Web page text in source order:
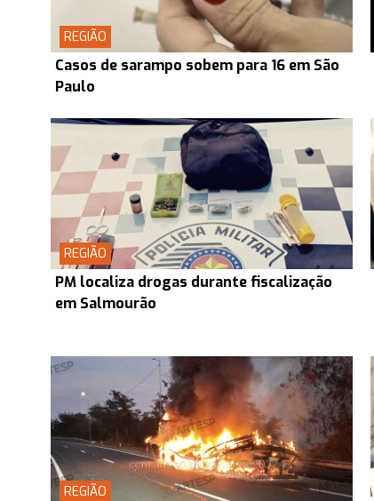
REGIÃO
Casos de sarampo sobem para 16 em São
Paulo
REGIÃO
PM localiza drogas durante fiscalização
em Salmourão
REGIÃO